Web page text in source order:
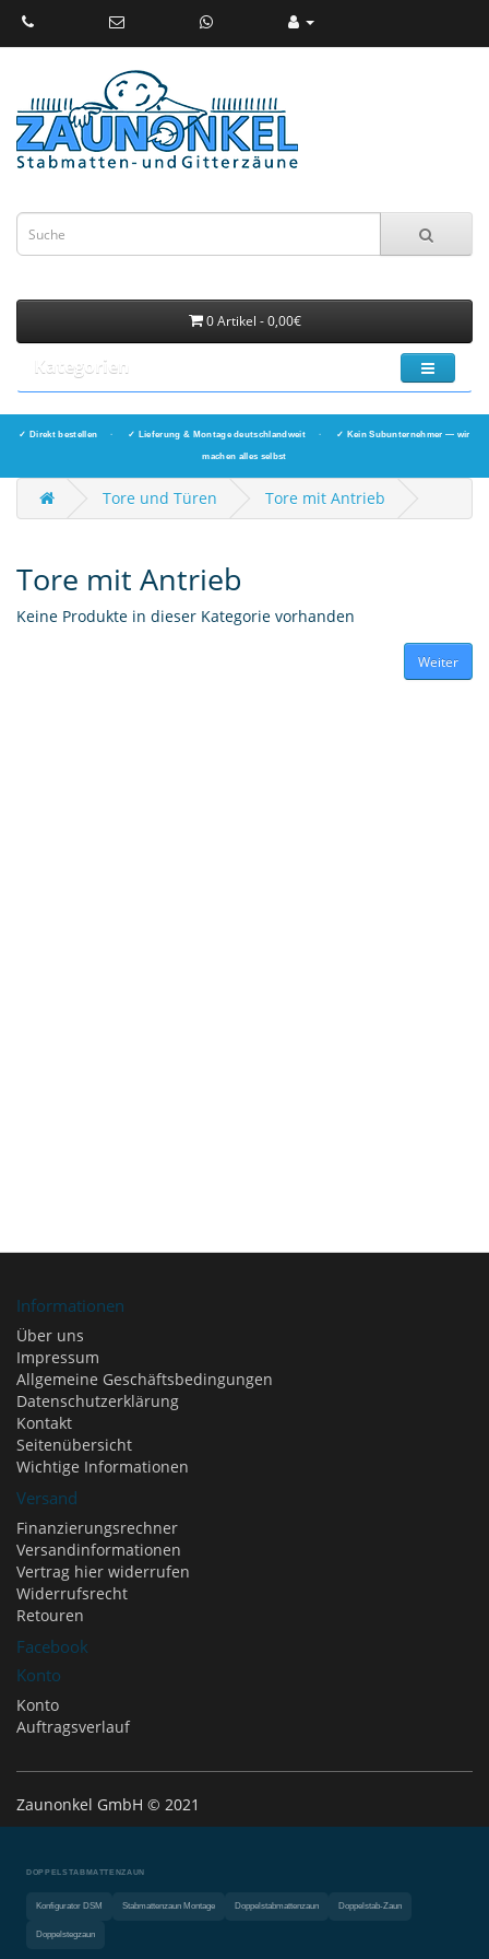
0 Artikel - 0,00€
Kategorien
✓ Direkt bestellen · ✓ Lieferung & Montage deutschlandweit · ✓ Kein Subunternehmer — wir
machen alles selbst
Tore und Türen Tore mit Antrieb
Tore mit Antrieb
Keine Produkte in dieser Kategorie vorhanden
Weiter
Informationen
Über uns
Impressum
Allgemeine Geschäftsbedingungen
Datenschutzerklärung
Kontakt
Seitenübersicht
Wichtige Informationen
Versand
Finanzierungsrechner
Versandinformationen
Vertrag hier widerrufen
Widerrufsrecht
Retouren
Facebook
Konto
Konto
Auftragsverlauf
Zaunonkel GmbH © 2021
DOPPELSTABMATTENZAUN
Konfigurator DSM Stabmattenzaun Montage Doppelstabmattenzaun Doppelstab-Zaun
Doppelstegzaun